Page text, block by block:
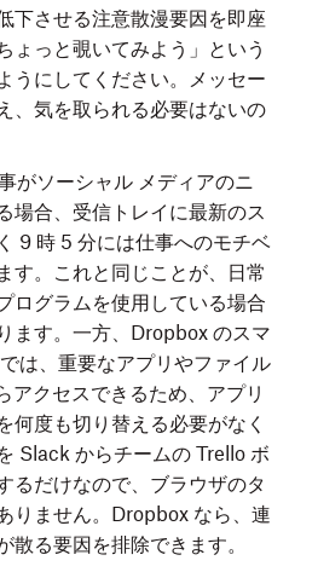
下させる注意散漫要因を即座
ょっと覗いてみよう」という
うにしてください。メッセー
、気を取られる必要はないの
がソーシャル メディアのニ
場合、受信トレイに最新のス
9 時 5 分には仕事へのモチベ
す。これと同じことが、日常
ログラムを使用している場合
ます。一方、Dropbox のスマ
は、重要なアプリやファイル
アクセスできるため、アプリ
何度も切り替える必要がなく
Slack からチームの Trello ボ
るだけなので、ブラウザのタ
りません。Dropbox なら、連
散る要因を排除できます。